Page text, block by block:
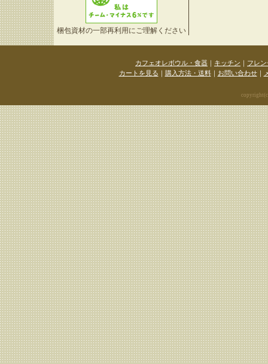
梱包資材の一部再利用にご理解ください
カフェオレボウル・食器 ｜ キッチン ｜ フレ
カートを見る ｜ 購入方法・送料｜ お問い合わせ｜